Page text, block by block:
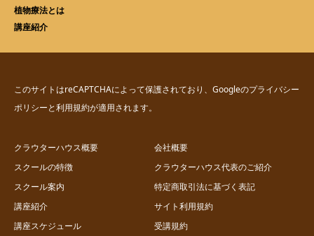
植物療法とは
講座紹介
このサイトはreCAPTCHAによって保護されており、Googleのプライバシー
ポリシーと利用規約が適用されます。
クラウターハウス概要
スクールの特徴
スクール案内
講座紹介
講座スケジュール
会社概要
クラウターハウス代表のご紹介
特定商取引法に基づく表記
サイト利用規約
受講規約